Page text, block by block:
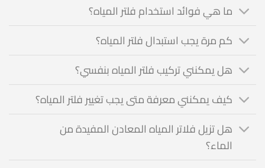
ما هي فوائد استخدام فلتر المياه؟
كم مرة يجب استبدال فلتر المياه؟
هل يمكنني تركيب فلتر المياه بنفسي؟
كيف يمكنني معرفة متى يجب تغيير فلتر المياه؟
هل تزيل فلاتر المياه المعادن المفيدة من
الماء؟